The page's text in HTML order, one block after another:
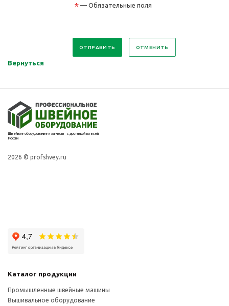
* — Обязательные поля
ОТМЕНИТЬ
Вернуться
Швейное оборудование и запчасти с доставкой по всей
России
2026 © profshvey.ru
Каталог продукции
Промышленные швейные машины
Вышивальное оборудование